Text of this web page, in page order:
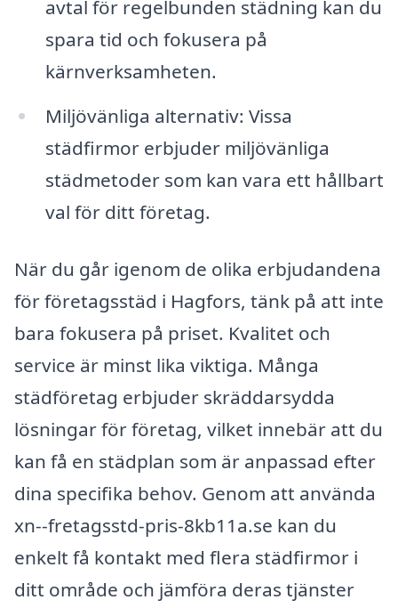
avtal för regelbunden städning kan du
spara tid och fokusera på
kärnverksamheten.
Miljövänliga alternativ: Vissa
städfirmor erbjuder miljövänliga
städmetoder som kan vara ett hållbart
val för ditt företag.
När du går igenom de olika erbjudandena
för företagsstäd i Hagfors, tänk på att inte
bara fokusera på priset. Kvalitet och
service är minst lika viktiga. Många
städföretag erbjuder skräddarsydda
lösningar för företag, vilket innebär att du
kan få en städplan som är anpassad efter
dina specifika behov. Genom att använda
xn--fretagsstd-pris-8kb11a.se kan du
enkelt få kontakt med flera städfirmor i
ditt område och jämföra deras tjänster